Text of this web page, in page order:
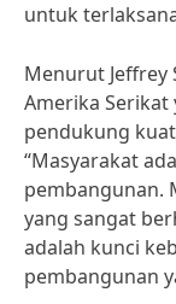
untuk
Menurut Jeffrey
Amerika Serikat
pendukung
“Masyarakat
pembangunan.
yang sangat
adalah kunci
pembangunan